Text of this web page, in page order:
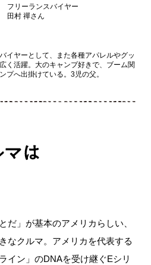
フリーランスバイヤー
田村 禪さん
イヤーとして、また各種アパレルやグッ
く活躍。大のキャンプ好きで、ブーム関
プへ出掛けている。3児の父。
だ」が基本のアメリカらしい、
なクルマ。アメリカを代表する
イン」のDNAを受け継ぐEシリ